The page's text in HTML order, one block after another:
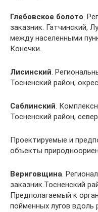
Глебовское болото.
заказник. Гатчинский,
между населенными
Конечки.
Лисинский.
Тосненский район,
Саблинский.
Тосненский район,
Проектируемые и
объекты
Вериговщина.
заказник.Тосненский
Предполагаемый к
пойменных лугов вдоль